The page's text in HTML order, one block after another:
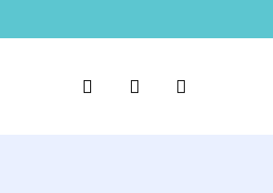
search account